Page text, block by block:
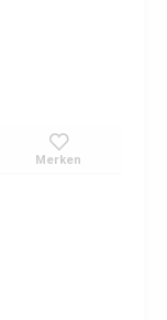
Merken